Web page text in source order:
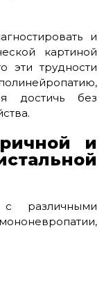
и
картиной
эти трудности
достичь без
и
различными